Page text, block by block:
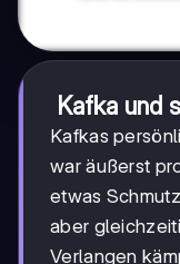
Kafka und
Kafkas
war äußerst
etwas
aber
Verlangen